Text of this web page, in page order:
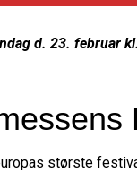
d. 23. februar
største